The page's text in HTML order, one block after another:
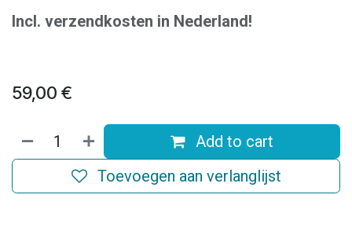
Incl. verzendkosten in Nederland!
59,00 €
Add to cart
Toevoegen aan verlanglijst